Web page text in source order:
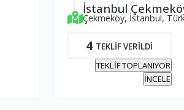
İstanbul
Çekmeköy, İstanbul,
4 TEKLİF VERİLDİ
TEKLİF TOPLANIYOR
İNCELE